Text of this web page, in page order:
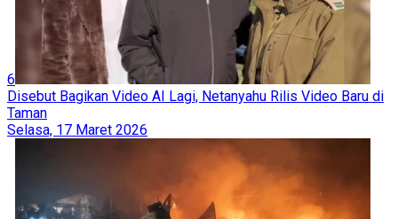
6
Disebut Bagikan Video AI Lagi, Netanyahu Rilis Video Baru di
Taman
Selasa, 17 Maret 2026